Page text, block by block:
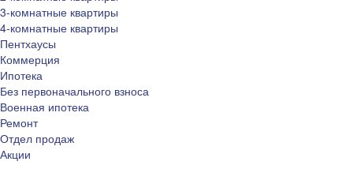
3-комнатные квартиры
4-комнатные квартиры
Пентхаусы
Коммерция
Ипотека
Без первоначального взноса
Военная ипотека
Ремонт
Отдел продаж
Акции